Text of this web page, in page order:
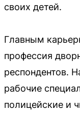
своих детей.
Главным
профессия
респондентов.
рабочие
полицейские и